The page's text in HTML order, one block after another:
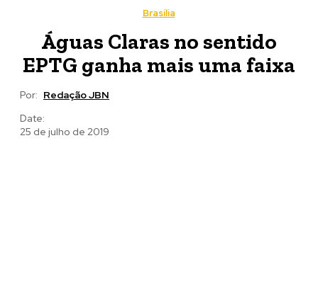
Brasília
Águas Claras no sentido
EPTG ganha mais uma faixa
Por: Redação JBN
Date:
25 de julho de 2019